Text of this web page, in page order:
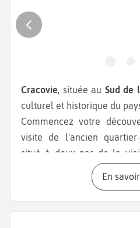
Cracovie, située au Sud de
culturel et historique du
Commencez votre
visite de l'ancien
situé à deux pas de la
une balade au coeur de la
C'est un quartier
restaurants typiques et
En